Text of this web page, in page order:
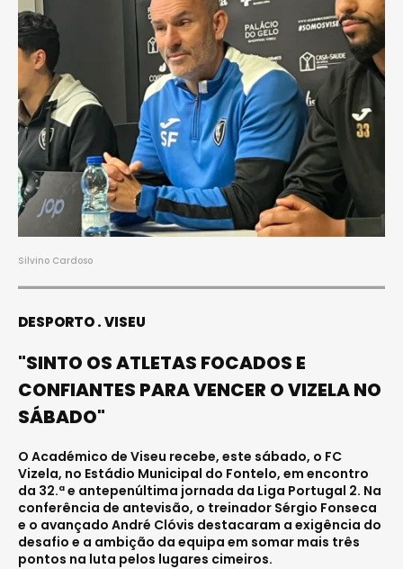
Silvino Cardoso
DESPORTO VISEU
"SINTO OS ATLETAS FOCADOS E
CONFIANTES PARA VENCER O VIZELA NO
SÁBADO"
O Académico de Viseu recebe, este sábado, o FC
Vizela, no Estádio Municipal do Fontelo, em encontro
da 32.ª e antepenúltima jornada da Liga Portugal 2. Na
conferência de antevisão, o treinador Sérgio Fonseca
e o avançado André Clóvis destacaram a exigência do
desafio e a ambição da equipa em somar mais três
pontos na luta pelos lugares cimeiros.